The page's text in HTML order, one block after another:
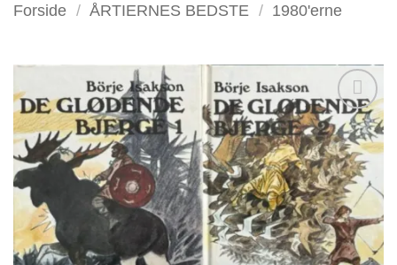
Forside / ÅRTIERNES BEDSTE / 1980'erne
Tilføj
som
favorit